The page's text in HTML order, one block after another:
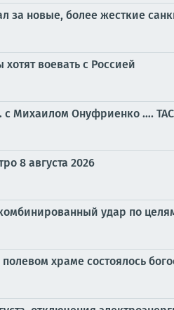
за новые, более жесткие
воевать с Россией
Михаилом Онуфриенко ….
8 августа 2026
удар по
храме состоялось